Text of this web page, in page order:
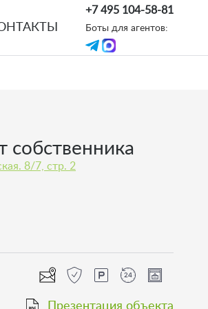
+7 495 104-58-81
Боты для агентов:
собственника
8/7, стр. 2
Презентация объекта